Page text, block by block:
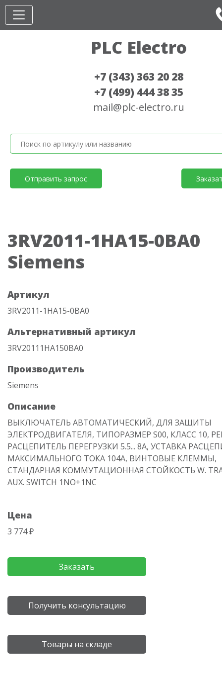
PLC Electro
+7 (343) 363 20 28
+7 (499) 444 38 35
mail@plc-electro.ru
Отправить запрос
3RV2011-1HA15-0BA0
Siemens
Артикул
3RV2011-1HA15-0BA0
Альтернативный артикул
3RV20111HA150BA0
Производитель
Siemens
Описание
ВЫКЛЮЧАТЕЛЬ АВТОМАТИЧЕСКИЙ, ДЛЯ ЗАЩИТЫ
ЭЛЕКТРОДВИГАТЕЛЯ, ТИПОРАЗМЕР S00, КЛАСС 10,
РАСЦЕПИТЕЛЬ ПЕРЕГРУЗКИ 5.5... 8A, УСТАВКА
МАКСИМАЛЬНОГО ТОКА 104A, ВИНТОВЫЕ КЛЕММЫ,
СТАНДАРНАЯ КОММУТАЦИОННАЯ СТОЙКОСТЬ W.
AUX. SWITCH 1NO+1NC
Цена
3 774 ₽
Заказать
Получить консультацию
Товары на складе